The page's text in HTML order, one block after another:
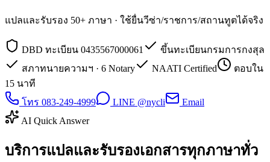
แปลและรับรอง 50+ ภาษา · ใช้ยื่นวีซ่า/ราชการ/สถานทูตได้จริง
DBD ทะเบียน 0435567000061
ขึ้นทะเบียนกรมการกงสุล
สภาทนายความฯ · 6 Notary
NAATI Certified
ตอบใน
15 นาที
โทร 083-249-4999
LINE @nycli
Email
AI Quick Answer
บริการแปลและรับรองเอกสารทุกภาษาทั่ว